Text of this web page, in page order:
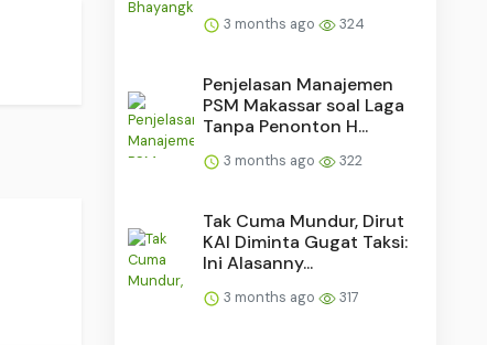
3 months ago 324
Penjelasan Manajemen
PSM Makassar soal Laga
Tanpa Penonton H...
3 months ago 322
Tak Cuma Mundur, Dirut
KAI Diminta Gugat Taksi:
Ini Alasanny...
3 months ago 317